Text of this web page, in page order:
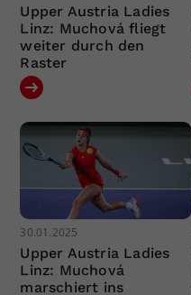
Upper Austria Ladies
Linz: Muchová fliegt
weiter durch den
Raster
30.01.2025
Upper Austria Ladies
Linz: Muchová
marschiert ins